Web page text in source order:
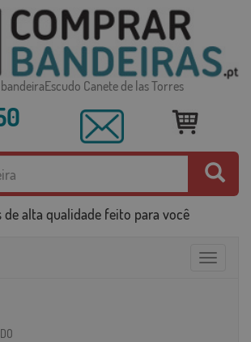
Canete de las Torres
de alta qualidade feito para você
Toggle